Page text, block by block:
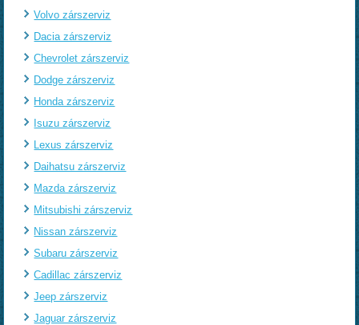
Volvo zárszerviz
Dacia zárszerviz
Chevrolet zárszerviz
Dodge zárszerviz
Honda zárszerviz
Isuzu zárszerviz
Lexus zárszerviz
Daihatsu zárszerviz
Mazda zárszerviz
Mitsubishi zárszerviz
Nissan zárszerviz
Subaru zárszerviz
Cadillac zárszerviz
Jeep zárszerviz
Jaguar zárszerviz